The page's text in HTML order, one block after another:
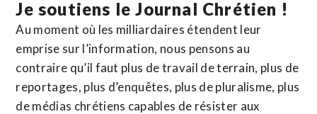
Je soutiens le Journal Chrétien !
Au moment où les milliardaires étendent leur
emprise sur l’information, nous pensons au
contraire qu’il faut plus de travail de terrain, plus de
reportages, plus d’enquêtes, plus de pluralisme, plus
de médias chrétiens capables de résister aux